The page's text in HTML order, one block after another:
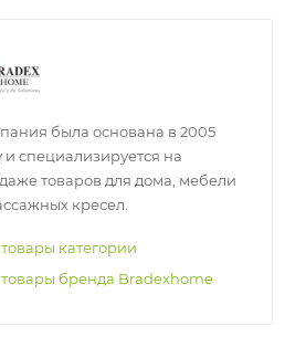
была основана в 2005
и специализируется на
товаров для дома, мебели
кресел.
категории
бренда Bradexhome